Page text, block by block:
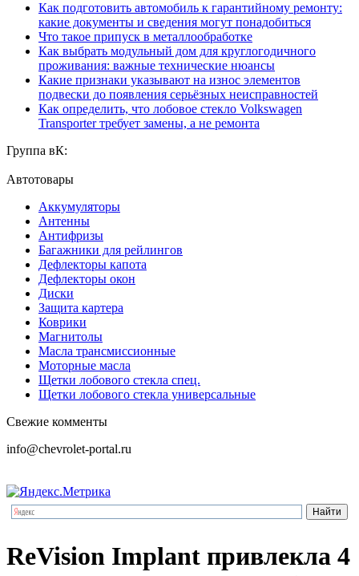
Как подготовить автомобиль к гарантийному ремонту:
какие документы и сведения могут понадобиться
Что такое припуск в металлообработке
Как выбрать модульный дом для круглогодичного
проживания: важные технические нюансы
Какие признаки указывают на износ элементов
подвески до появления серьёзных неисправностей
Как определить, что лобовое стекло Volkswagen
Transporter требует замены, а не ремонта
Группа вК:
Автотовары
Аккумуляторы
Антенны
Антифризы
Багажники для рейлингов
Дефлекторы капота
Дефлекторы окон
Диски
Защита картера
Коврики
Магнитолы
Масла трансмиссионные
Моторные масла
Щетки лобового стекла спец.
Щетки лобового стекла универсальные
Свежие комменты
info@chevrolet-portal.ru
ReVision Implant привлекла 4